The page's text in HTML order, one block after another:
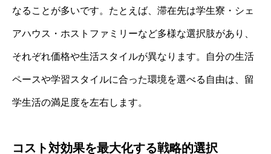
なることが多いです。たとえば、滞在先は学生寮・シェ
アハウス・ホストファミリーなど多様な選択肢があり、
それぞれ価格や生活スタイルが異なります。自分の生活
ペースや学習スタイルに合った環境を選べる自由は、留
学生活の満足度を左右します。
コスト対効果を最大化する戦略的選択